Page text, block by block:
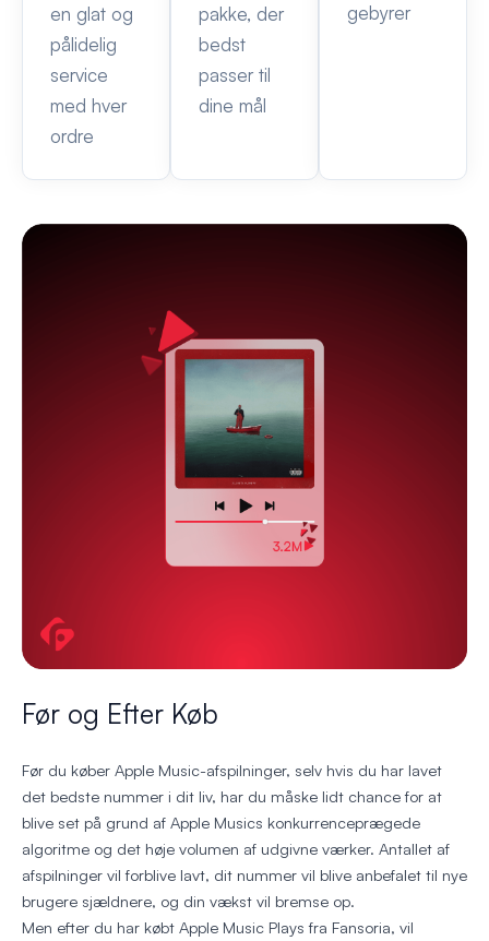
en glat og
pålidelig
service
med hver
ordre
pakke, der
bedst
passer til
dine mål
gebyrer
Før og Efter Køb
Før du køber Apple Music-afspilninger, selv hvis du har lavet
det bedste nummer i dit liv, har du måske lidt chance for at
blive set på grund af Apple Musics konkurrenceprægede
algoritme og det høje volumen af udgivne værker. Antallet af
afspilninger vil forblive lavt, dit nummer vil blive anbefalet til nye
brugere sjældnere, og din vækst vil bremse op.
Men efter du har købt Apple Music Plays fra Fansoria, vil